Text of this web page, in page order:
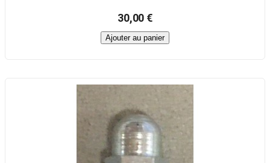
30,00 €
Ajouter au panier